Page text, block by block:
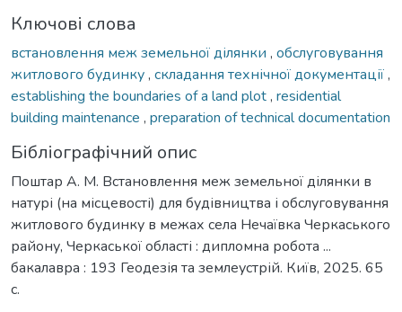
Ключові слова
встановлення меж земельної ділянки , обслуговування
житлового будинку, складання технічної документації,
establishing the boundaries of a land plot, residential
building maintenance , preparation of technical documentation
Бібліографічний опис
Поштар А. М. Встановлення меж земельної ділянки в
натурі (на місцевості) для будівництва і обслуговування
житлового будинку в межах села Нечаївка Черкаського
району, Черкаської області : дипломна робота ...
бакалавра : 193 Геодезія та землеустрій. Київ, 2025. 65
с.